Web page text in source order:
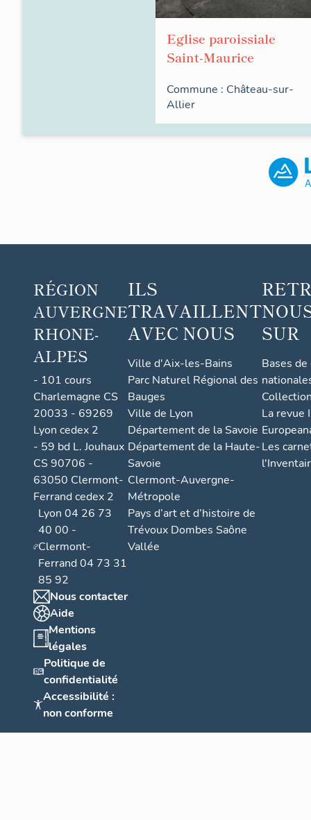
Eglise paroissiale
Saint-Maurice
Commune : Château-sur-
Allier
RÉGION
AUVERGNE
RHONE-
ALPES
- 101 cours
Charlemagne CS
20033 - 69269
Lyon cedex 2
- 59 bd L. Jouhaux
CS 90706 -
63050 Clermont-
Ferrand cedex 2
Lyon 04 26 73
40 00 -
Clermont-
Ferrand 04 73 31
85 92
Nous contacter
Aide
Mentions
légales
Politique de
confidentialité
Accessibilité :
non conforme
ILS
TRAVAILLENT
AVEC NOUS
Ville d'Aix-les-Bains
Parc Naturel Régional des
Bauges
Ville de Lyon
Département de la Savoie
Département de la Haute-
Savoie
Clermont-Auvergne-
Métropole
Pays d’art et d’histoire de
Trévoux Dombes Saône
Vallée
SUR
Bases
La revue
Les